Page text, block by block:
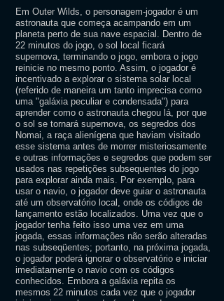
Em Outer Wilds, o personagem-jogador é um
astronauta que começa acampando em um
planeta perto de sua nave espacial. Dentro de
22 minutos do jogo, o sol local ficará
supernova, terminando o jogo, embora o jogo
reinicie no mesmo ponto. Assim, o jogador é
incentivado a explorar o sistema solar local
(referido de maneira um tanto imprecisa como
uma "galáxia peculiar e condensada") para
aprender como o astronauta chegou lá, por que
o sol se tornará supernova, os segredos dos
Nomai, a raça alienígena que haviam visitado
esse sistema antes de morrer misteriosamente
e outras informações e segredos que podem ser
usados ​​nas repetições subsequentes do jogo
para explorar ainda mais. Por exemplo, para
usar o navio, o jogador deve guiar o astronauta
até um observatório local, onde os códigos de
lançamento estão localizados. Uma vez que o
jogador tenha feito isso uma vez em uma
jogada, essas informações não serão alteradas
nas subseqüentes; portanto, na próxima jogada,
o jogador poderá ignorar o observatório e iniciar
imediatamente o navio com os códigos
conhecidos. Embora a galáxia repita os
mesmos 22 minutos cada vez que o jogador